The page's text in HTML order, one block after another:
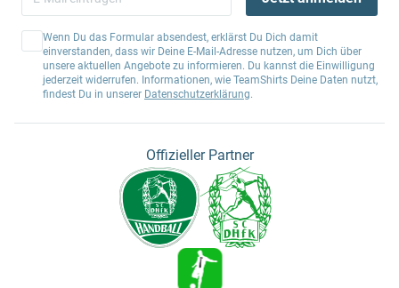
Wenn Du das Formular absendest, erklärst Du Dich damit
einverstanden, dass wir Deine E-Mail-Adresse nutzen, um Dich über
unsere aktuellen Angebote zu informieren. Du kannst die Einwilligung
jederzeit widerrufen. Informationen, wie TeamShirts Deine Daten nutzt,
findest Du in unserer Datenschutzerklärung.
Offizieller Partner